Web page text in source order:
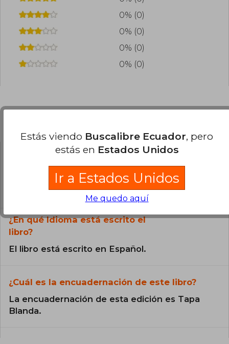
0% (0)
0% (0)
0% (0)
0% (0)
Todos los libros de nuestro
catálogo son Originales.
¿En qué Idioma está escrito el
libro?
El libro está escrito en Español.
¿Cuál es la encuadernación de este libro?
La encuadernación de esta edición es Tapa
Blanda.
Estás viendo Buscalibre Ecuador, pero
estás en Estados Unidos
Ir a Estados Unidos
Me quedo aquí